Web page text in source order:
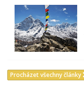
Procházet všechny články